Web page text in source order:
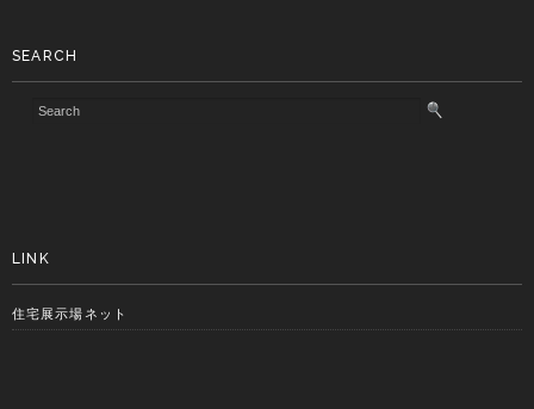
SEARCH
LINK
住宅展示場ネット